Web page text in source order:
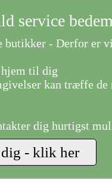
service
butikker - Derfor er
til dig
kan træffe de
dig hurtigst